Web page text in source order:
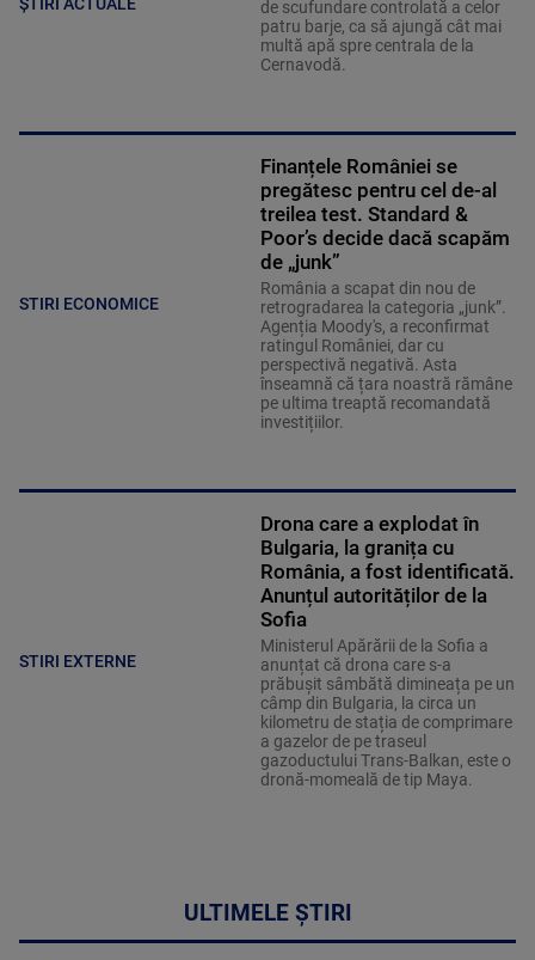
de scufundare controlată a celor
patru barje, ca să ajungă cât mai
multă apă spre centrala de la
Cernavodă.
STIRI ECONOMICE
Finanțele României se
pregătesc pentru cel de-al
treilea test. Standard &
Poor’s decide dacă scapăm
de „junk”
România a scapat din nou de
retrogradarea la categoria „junk”.
Agenția Moody's, a reconfirmat
ratingul României, dar cu
perspectivă negativă. Asta
înseamnă că țara noastră rămâne
pe ultima treaptă recomandată
investițiilor.
STIRI EXTERNE
Drona care a explodat în
Bulgaria, la granița cu
România, a fost identificată.
Anunțul autorităților de la
Sofia
Ministerul Apărării de la Sofia a
anunțat că drona care s-a
prăbușit sâmbătă dimineața pe un
câmp din Bulgaria, la circa un
kilometru de stația de comprimare
a gazelor de pe traseul
gazoductului Trans-Balkan, este o
dronă-momeală de tip Maya.
ULTIMELE ȘTIRI